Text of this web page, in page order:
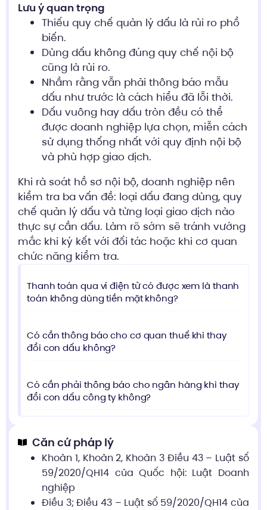
Lưu ý quan trọng
Thiếu quy chế quản lý dấu là rủi ro phổ
biến.
Dùng dấu không đúng quy chế nội bộ
cũng là rủi ro.
Nhầm rằng vẫn phải thông báo mẫu
dấu như trước là cách hiểu đã lỗi thời.
Dấu vuông hay dấu tròn đều có thể
được doanh nghiệp lựa chọn, miễn cách
sử dụng thống nhất với quy định nội bộ
và phù hợp giao dịch.
Khi rà soát hồ sơ nội bộ, doanh nghiệp nên
kiểm tra ba vấn đề: loại dấu đang dùng, quy
chế quản lý dấu và từng loại giao dịch nào
thực sự cần dấu. Làm rõ sớm sẽ tránh vướng
mắc khi ký kết với đối tác hoặc khi cơ quan
chức năng kiểm tra.
Thanh toán qua ví điện tử có được xem là thanh
toán không dùng tiền mặt không?
Có cần thông báo cho cơ quan thuế khi thay
đổi con dấu không?
Có cần phải thông báo cho ngân hàng khi thay
đổi con dấu công ty không?
Căn cứ pháp lý
Khoản 1, Khoản 2, Khoản 3 Điều 43 – Luật số
59/2020/QH14 của Quốc hội: Luật Doanh
nghiệp
Điều 3; Điều 43 – Luật số 59/2020/QH14 của